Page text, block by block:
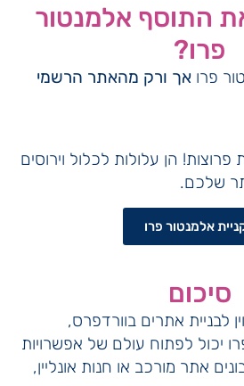
התוסף אלמנטור
פרו?
פרו אך ורק מהאתר הרשמי
הן עלולות לכלול וירוסים
שלכם.
אלמנטור פרו
סיכום
לבניית אתרים בוורדפרס,
יכול לפתוח עולם של אפשרויות
אתר מורכב או חנות אונליין,